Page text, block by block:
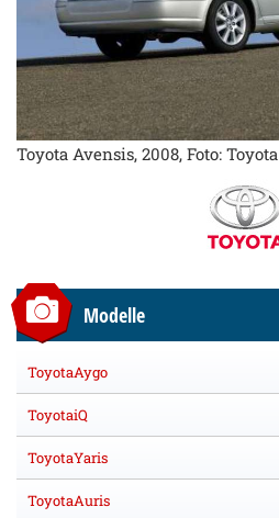
Toyota Avensis, 2008, Foto: Toyota
Modelle
ToyotaAygo
ToyotaiQ
ToyotaYaris
ToyotaAuris